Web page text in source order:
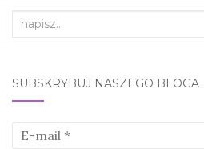
Search
SUBSKRYBUJ NASZEGO BLOGA